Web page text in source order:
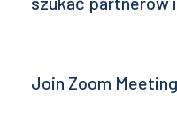
Join Zoom Meeting